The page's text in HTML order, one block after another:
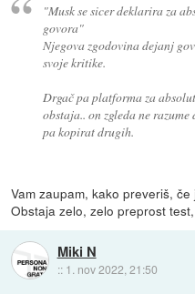
"Musk se sicer deklarira za
govora"
Njegova zgodovina dejanj
svoje kritike.
Drgač pa platforma za
obstaja.. on zgleda ne
pa kopirat drugih.
Vam zaupam, kako preveriš,
Obstaja zelo, zelo preprost
Miki N
:: 1. nov 2022, 21:50